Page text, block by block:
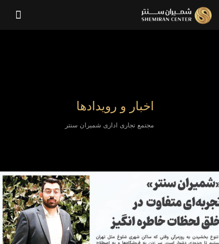
اخبار و رویدادها
مجتمع تجاری اداری شمیران سنتر